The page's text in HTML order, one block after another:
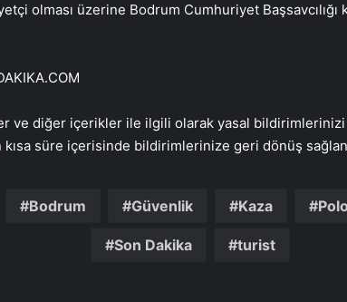
olması üzerine Bodrum Cumhuriyet
ve diğer içerikler ile ilgili olarak yasal
süre içerisinde bildirimlerinize geri dönüş
Bodrum Güvenlik Kaza
Son Dakika turist